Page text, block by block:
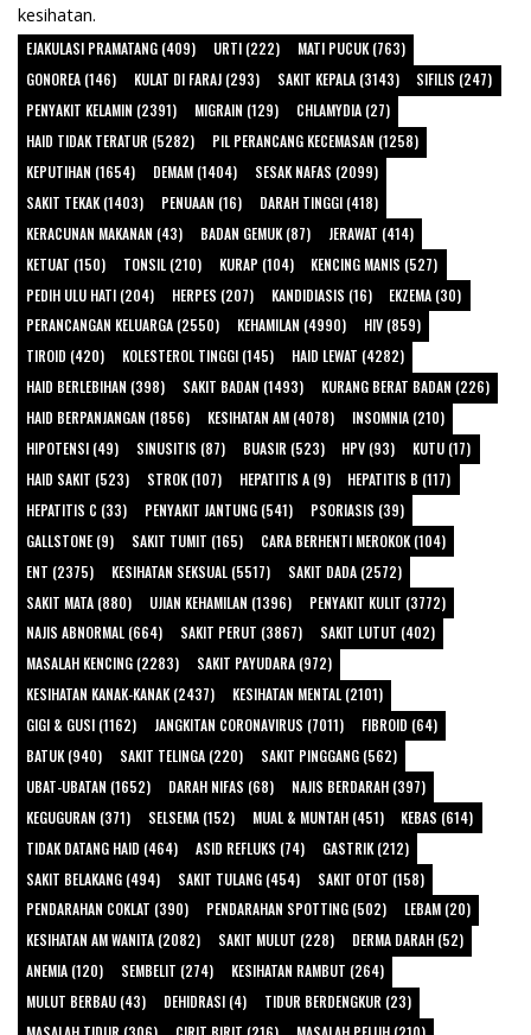
kesihatan.
EJAKULASI PRAMATANG (409) URTI (222)
MATI PUCUK (763)
GONOREA (146)
KULAT DI FARAJ (293) SAKIT KEPALA (3143)
SIFILIS (247)
PENYAKIT KELAMIN (2391)
MIGRAIN (129)
CHLAMYDIA (27)
HAID TIDAK TERATUR (5282)
PIL PERANCANG KECEMASAN (1258)
KEPUTIHAN (1654)
DEMAM (1404)
SESAK NAFAS (2099)
SAKIT TEKAK (1403)
PENUAAN (16)
DARAH TINGGI (418)
KERACUNAN MAKANAN (43)
BADAN GEMUK (87)
JERAWAT (414)
KETUAT (150)
TONSIL (210) KURAP (104)
KENCING MANIS (527)
PEDIH ULU HATI (204)
HERPES (207) KANDIDIASIS (16)
EKZEMA (30)
PERANCANGAN KELUARGA (2550)
KEHAMILAN (4990)
HIV (859)
TIROID (420)
KOLESTEROL TINGGI (145)
HAID LEWAT (4282)
HAID BERLEBIHAN (398)
SAKIT BADAN (1493)
KURANG BERAT BADAN (226)
HAID BERPANJANGAN (1856)
KESIHATAN AM (4078)
INSOMNIA (210)
HIPOTENSI (49)
SINUSITIS (87) BUASIR (523) HPV (93)
KUTU (17)
HAID SAKIT (523)
STROK (107) HEPATITIS A (9)
HEPATITIS B (117)
HEPATITIS C (33)
PENYAKIT JANTUNG (541)
PSORIASIS (39)
GALLSTONE (9)
SAKIT TUMIT (165)
CARA BERHENTI MEROKOK (104)
ENT (2375)
KESIHATAN SEKSUAL (5517)
SAKIT DADA (2572)
SAKIT MATA (880)
UJIAN KEHAMILAN (1396)
PENYAKIT KULIT (3772)
NAJIS ABNORMAL (664)
SAKIT PERUT (3867)
SAKIT LUTUT (402)
MASALAH KENCING (2283)
SAKIT PAYUDARA (972)
KESIHATAN KANAK-KANAK (2437)
KESIHATAN MENTAL (2101)
GIGI & GUSI (1162)
JANGKITAN CORONAVIRUS (7011)
FIBROID (64)
BATUK (940)
SAKIT TELINGA (220)
SAKIT PINGGANG (562)
UBAT-UBATAN (1652)
DARAH NIFAS (68)
NAJIS BERDARAH (397)
KEGUGURAN (371)
SELSEMA (152) MUAL & MUNTAH (451)
KEBAS (614)
TIDAK DATANG HAID (464)
ASID REFLUKS (74)
GASTRIK (212)
SAKIT BELAKANG (494)
SAKIT TULANG (454)
SAKIT OTOT (158)
PENDARAHAN COKLAT (390)
PENDARAHAN SPOTTING (502)
LEBAM (20)
KESIHATAN AM WANITA (2082)
SAKIT MULUT (228)
DERMA DARAH (52)
ANEMIA (120)
SEMBELIT (274)
KESIHATAN RAMBUT (264)
MULUT BERBAU (43)
DEHIDRASI (4)
TIDUR BERDENGKUR (23)